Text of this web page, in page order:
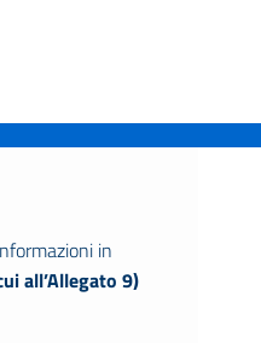
in
all’Allegato 9)